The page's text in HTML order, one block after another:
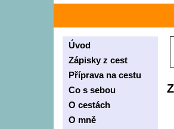
Úvod
Zápisky z cest
Příprava na cestu
Co s sebou
O cestách
O mně